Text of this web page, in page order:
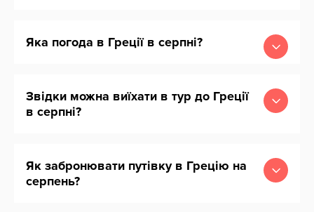
Яка погода в Греції в серпні?
Звідки можна виїхати в тур до Греції
в серпні?
Як забронювати путівку в Грецію на
серпень?